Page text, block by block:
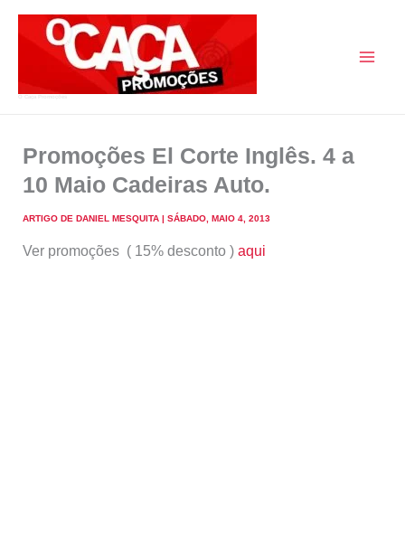
Promoções El Corte Inglês. 4 a
10 Maio Cadeiras Auto.
ARTIGO DE DANIEL MESQUITA | SÁBADO, MAIO 4, 2013
Ver promoções ( 15% desconto ) aqui